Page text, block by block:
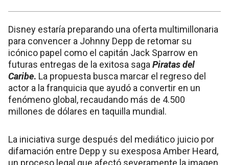
Disney estaría preparando una oferta multimillonaria
para convencer a Johnny Depp de retomar su
icónico papel como el capitán Jack Sparrow en
futuras entregas de la exitosa saga Piratas del
Caribe. La propuesta busca marcar el regreso del
actor a la franquicia que ayudó a convertir en un
fenómeno global, recaudando más de 4.500
millones de dólares en taquilla mundial.
La iniciativa surge después del mediático juicio por
difamación entre Depp y su exesposa Amber Heard,
un proceso legal que afectó severamente la imagen